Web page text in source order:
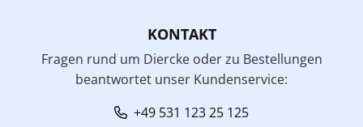
KONTAKT
Fragen rund um Diercke oder zu Bestellungen
beantwortet unser Kundenservice:
+49 531 123 25 125